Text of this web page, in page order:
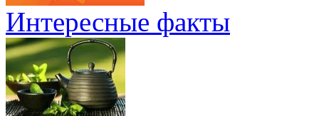
Интересные факты